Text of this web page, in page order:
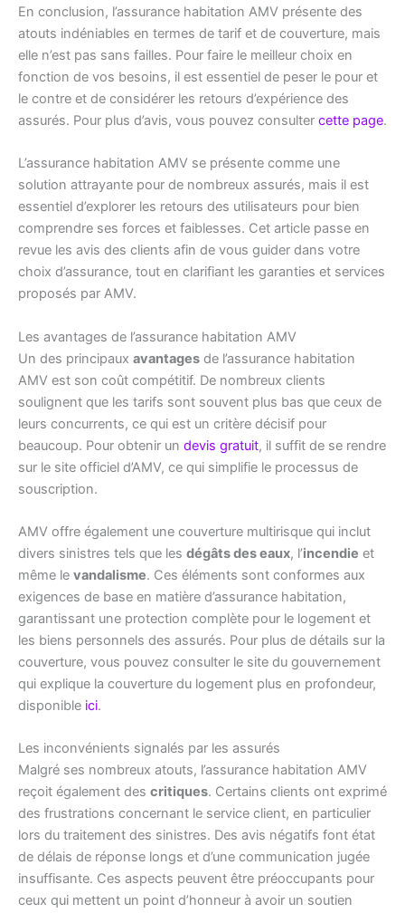
En conclusion, l’assurance habitation AMV présente des
atouts indéniables en termes de tarif et de couverture, mais
elle n’est pas sans failles. Pour faire le meilleur choix en
fonction de vos besoins, il est essentiel de peser le pour et
le contre et de considérer les retours d’expérience des
assurés. Pour plus d’avis, vous pouvez consulter cette page.
L’assurance habitation AMV se présente comme une
solution attrayante pour de nombreux assurés, mais il est
essentiel d’explorer les retours des utilisateurs pour bien
comprendre ses forces et faiblesses. Cet article passe en
revue les avis des clients afin de vous guider dans votre
choix d’assurance, tout en clarifiant les garanties et services
proposés par AMV.
Les avantages de l’assurance habitation AMV
Un des principaux avantages de l’assurance habitation
AMV est son coût compétitif. De nombreux clients
soulignent que les tarifs sont souvent plus bas que ceux de
leurs concurrents, ce qui est un critère décisif pour
beaucoup. Pour obtenir un devis gratuit, il suffit de se rendre
sur le site officiel d’AMV, ce qui simplifie le processus de
souscription.
AMV offre également une couverture multirisque qui inclut
divers sinistres tels que les dégâts des eaux, l’incendie et
même le vandalisme. Ces éléments sont conformes aux
exigences de base en matière d’assurance habitation,
garantissant une protection complète pour le logement et
les biens personnels des assurés. Pour plus de détails sur la
couverture, vous pouvez consulter le site du gouvernement
qui explique la couverture du logement plus en profondeur,
disponible ici.
Les inconvénients signalés par les assurés
Malgré ses nombreux atouts, l’assurance habitation AMV
reçoit également des critiques. Certains clients ont exprimé
des frustrations concernant le service client, en particulier
lors du traitement des sinistres. Des avis négatifs font état
de délais de réponse longs et d’une communication jugée
insuffisante. Ces aspects peuvent être préoccupants pour
ceux qui mettent un point d’honneur à avoir un soutien